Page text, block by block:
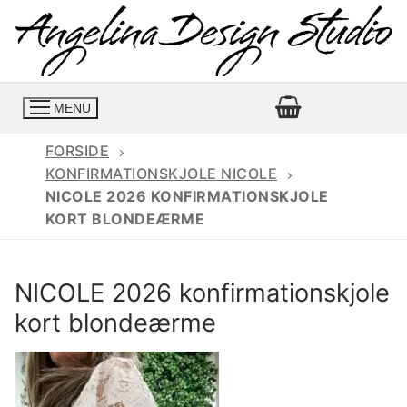
indhold
MENU
Konfirmations buksedragter
Konfirmationskjoler med lange ærmer
Konfirmationskjoler udsalg
Skrædder priser
Bukser priser
Jeans priser
Book en tid
Kontakt
FORSIDE
KONFIRMATIONSKJOLE NICOLE
NICOLE 2026 KONFIRMATIONSKJOLE
KORT BLONDEÆRME
NICOLE 2026 konfirmationskjole
kort blondeærme